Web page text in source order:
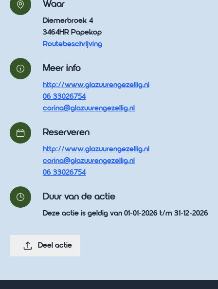
Waar
Diemerbroek 4
3464HR Papekop
Routebeschrijving
Meer info
http://www.glazuurengezellig.nl
06 33026754
corina@glazuurengezellig.nl
Reserveren
http://www.glazuurengezellig.nl
corina@glazuurengezellig.nl
06 33026754
Duur van de actie
Deze actie is geldig van 01-01-2026 t/m 31-12-2026
Deel actie